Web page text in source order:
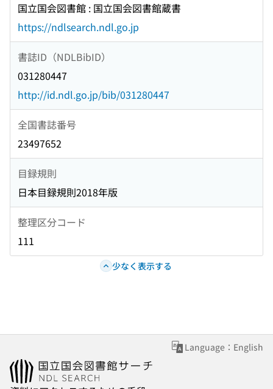
国立国会図書館 : 国立国会図書館蔵書
https://ndlsearch.ndl.go.jp
書誌ID（NDLBibID）
031280447
http://id.ndl.go.jp/bib/031280447
全国書誌番号
23497652
目録規則
日本目録規則2018年版
整理区分コード
111
少なく表示する
Language：English